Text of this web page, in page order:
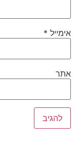
אימייל*
אתר